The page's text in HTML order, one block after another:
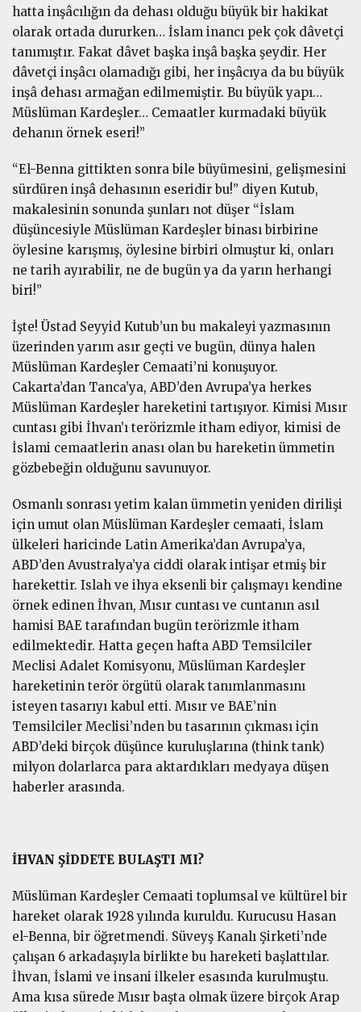
hatta inşâcılığın da dehası olduğu büyük bir hakikat
olarak ortada dururken… İslam inancı pek çok dâvetçi
tanımıştır. Fakat dâvet başka inşâ başka şeydir. Her
dâvetçi inşâcı olamadığı gibi, her inşâcıya da bu büyük
inşâ dehası armağan edilmemiştir. Bu büyük yapı…
Müslüman Kardeşler… Cemaatler kurmadaki büyük
dehanın örnek eseri!”
“El-Benna gittikten sonra bile büyümesini, gelişmesini
sürdüren inşâ dehasının eseridir bu!” diyen Kutub,
makalesinin sonunda şunları not düşer “İslam
düşüncesiyle Müslüman Kardeşler binası birbirine
öylesine karışmış, öylesine birbiri olmuştur ki, onları
ne tarih ayırabilir, ne de bugün ya da yarın herhangi
biri!”
İşte! Üstad Seyyid Kutub’un bu makaleyi yazmasının
üzerinden yarım asır geçti ve bugün, dünya halen
Müslüman Kardeşler Cemaati’ni konuşuyor.
Cakarta’dan Tanca’ya, ABD’den Avrupa’ya herkes
Müslüman Kardeşler hareketini tartışıyor. Kimisi Mısır
cuntası gibi İhvan’ı terörizmle itham ediyor, kimisi de
İslami cemaatlerin anası olan bu hareketin ümmetin
gözbebeğin olduğunu savunuyor.
Osmanlı sonrası yetim kalan ümmetin yeniden dirilişi
için umut olan Müslüman Kardeşler cemaati, İslam
ülkeleri haricinde Latin Amerika’dan Avrupa’ya,
ABD’den Avustralya’ya ciddi olarak intişar etmiş bir
harekettir. Islah ve ihya eksenli bir çalışmayı kendine
örnek edinen İhvan, Mısır cuntası ve cuntanın asıl
hamisi BAE tarafından bugün terörizmle itham
edilmektedir. Hatta geçen hafta ABD Temsilciler
Meclisi Adalet Komisyonu, Müslüman Kardeşler
hareketinin terör örgütü olarak tanımlanmasını
isteyen tasarıyı kabul etti. Mısır ve BAE’nin
Temsilciler Meclisi’nden bu tasarının çıkması için
ABD’deki birçok düşünce kuruluşlarına (think tank)
milyon dolarlarca para aktardıkları medyaya düşen
haberler arasında.
İHVAN ŞİDDETE BULAŞTI MI?
Müslüman Kardeşler Cemaati toplumsal ve kültürel bir
hareket olarak 1928 yılında kuruldu. Kurucusu Hasan
el-Benna, bir öğretmendi. Süveyş Kanalı Şirketi’nde
çalışan 6 arkadaşıyla birlikte bu hareketi başlattılar.
İhvan, İslami ve insani ilkeler esasında kurulmuştu.
Ama kısa sürede Mısır başta olmak üzere birçok Arap